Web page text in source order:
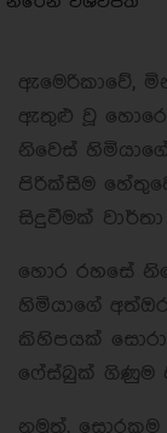
ඇමෙරිකාවේ,
ඇතුළු වූ
නිවෙස්
පිරික්සීම
සිදුවීමක් වාර්තා
හොර රහසේ
හිමියාගේ
කිහිපයක්
ෆේස්බුක් ගිණුම
නමුත්, සොරකම